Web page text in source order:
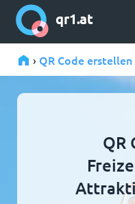
qr1.at
› QR Code erstellen
QR